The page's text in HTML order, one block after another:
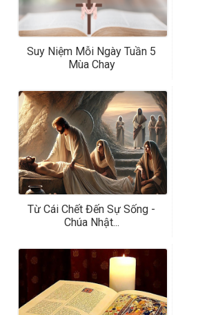
Suy Niệm Mỗi Ngày Tuần 5
Mùa Chay
Từ Cái Chết Đến Sự Sống -
Chúa Nhật...